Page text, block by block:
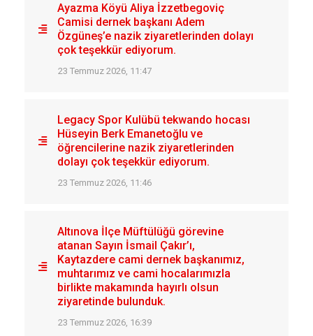
Ayazma Köyü Aliya İzzetbegoviç
Camisi dernek başkanı Adem
Özgüneş’e nazik ziyaretlerinden dolayı
çok teşekkür ediyorum.
23 Temmuz 2026, 11:47
Legacy Spor Kulübü tekwando hocası
Hüseyin Berk Emanetoğlu ve
öğrencilerine nazik ziyaretlerinden
dolayı çok teşekkür ediyorum.
23 Temmuz 2026, 11:46
Altınova İlçe Müftülüğü görevine
atanan Sayın İsmail Çakır’ı,
Kaytazdere cami dernek başkanımız,
muhtarımız ve cami hocalarımızla
birlikte makamında hayırlı olsun
ziyaretinde bulunduk.
23 Temmuz 2026, 16:39